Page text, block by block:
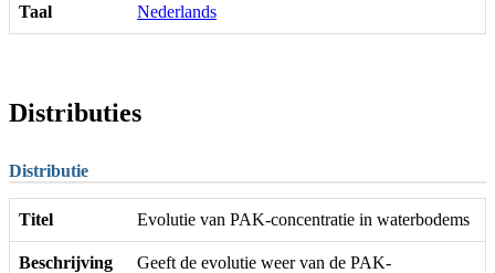
Taal Nederlands
Distributies
Distributie
Titel Evolutie van PAK-concentratie in waterbodems
Beschrijving
Geeft de evolutie weer van de PAK-